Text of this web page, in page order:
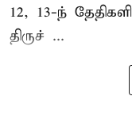
12, 13-ந்
திருச் ...